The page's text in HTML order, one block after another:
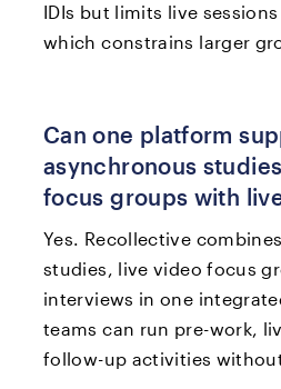
IDIs but limits live
which constrains larger
Can one platform
asynchronous
focus groups with
Yes. Recollective
studies, live video focus
interviews in one
teams can run pre-work,
follow-up activities